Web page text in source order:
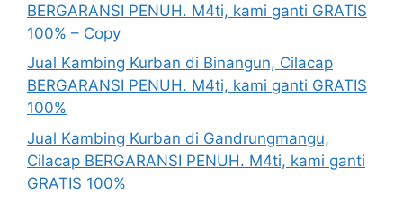
BERGARANSI PENUH. M4ti, kami ganti GRATIS
100% – Copy
Jual Kambing Kurban di Binangun, Cilacap
BERGARANSI PENUH. M4ti, kami ganti GRATIS
100%
Jual Kambing Kurban di Gandrungmangu,
Cilacap BERGARANSI PENUH. M4ti, kami ganti
GRATIS 100%